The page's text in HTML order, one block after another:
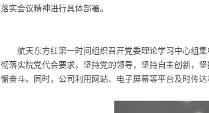
落实会议精神进行具体部署。
航天东方红第一时间组织召开党委理论学习中心组
彻落实院党代会要求，坚持党的领导，坚持自主创新，
懈奋斗。同时，公司利用网站、电子屏幕等平台及时传